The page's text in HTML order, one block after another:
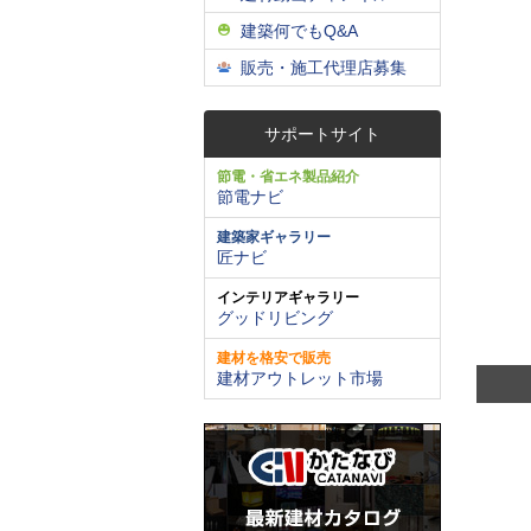
建築何でもQ&A
販売・施工代理店募集
サポートサイト
節電・省エネ製品紹介
節電ナビ
建築家ギャラリー
匠ナビ
インテリアギャラリー
グッドリビング
建材を格安で販売
建材アウトレット市場